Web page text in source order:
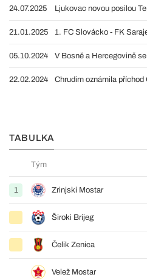
24.07.2025 Ljukovac novou posilou
21.01.2025 1. FC Slovácko - FK
05.10.2024 V Bosně a Hercegovině
22.02.2024 Chrudim oznámila příchod
TABULKA
Tým
1 Zrinjski Mostar
Široki Brijeg
Čelik Zenica
Velež Mostar